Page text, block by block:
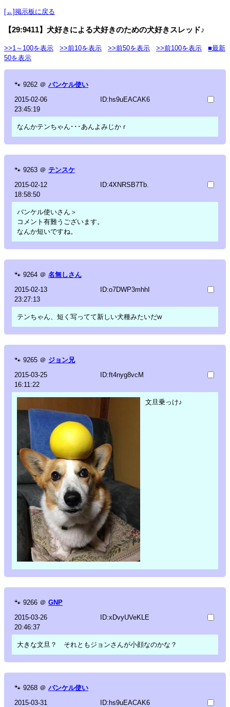
[←]掲示板に戻る
【29:9411】犬好きによる犬好きのための犬好きスレッド♪
>>1～100を表示 >>前10を表示 >>前50を表示 >>前100を表示
■最新
50を表示
🐾 9262 ＠ バンケル使い
2015-02-06
23:45:19
ID:hs9uEACAK6
なんかテンちゃん･･･あんよみじかｒ
🐾 9263 ＠ テンスケ
2015-02-12
18:58:50
ID:4XNRSB7Tb.
バンケル使いさん＞
コメント有難うございます。
なんか短いですね。
🐾 9264 ＠ 名無しさん
2015-02-13
23:27:13
ID:o7DWP3mhhI
テンちゃん、短く写ってて新しい犬種みたいだw
🐾 9265 ＠ ジョン兄
2015-03-25
16:11:22
ID:ft4nyg8vcM
文旦乗っけ♪
🐾 9266 ＠ GNP
2015-03-26
20:46:37
ID:xDvyUVeKLE
大きな文旦？ それともジョンさんが小顔なのかな？
🐾 9268 ＠ バンケル使い
2015-03-31
ID:hs9uEACAK6